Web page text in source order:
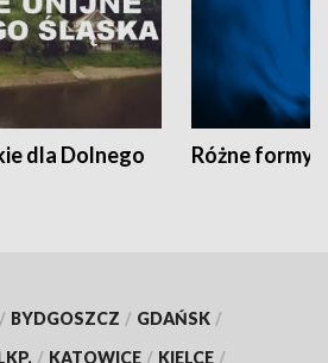
dla Dolnego
Różne formy
/ BYDGOSZCZ / GDAŃSK /
/ KATOWICE / KIELCE /